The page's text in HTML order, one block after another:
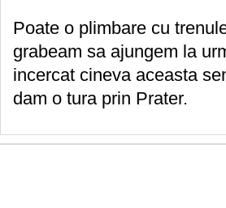
Poate o plimbare cu
grabeam sa ajungem la
incercat cineva aceasta
dam o tura prin Prater.